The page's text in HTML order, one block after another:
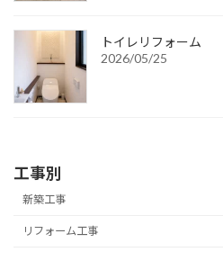
トイレリフォーム
2026/05/25
工事別
新築工事
リフォーム工事